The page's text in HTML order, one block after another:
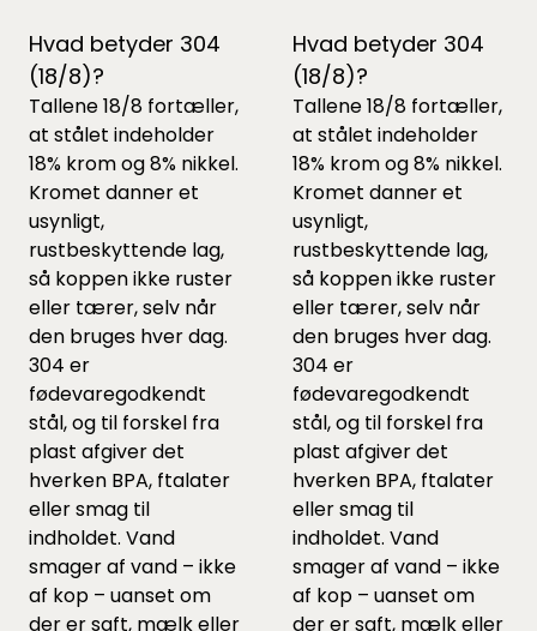
Hvad betyder 304
(18/8)?
Tallene 18/8 fortæller,
at stålet indeholder
18% krom og 8% nikkel.
Kromet danner et
usynligt,
rustbeskyttende lag,
så koppen ikke ruster
eller tærer, selv når
den bruges hver dag.
304 er
fødevaregodkendt
stål, og til forskel fra
plast afgiver det
hverken BPA, ftalater
eller smag til
indholdet. Vand
smager af vand – ikke
af kop – uanset om
der er saft, mælk eller
Hvad betyder 304
(18/8)?
Tallene 18/8 fortæller,
at stålet indeholder
18% krom og 8% nikkel.
Kromet danner et
usynligt,
rustbeskyttende lag,
så koppen ikke ruster
eller tærer, selv når
den bruges hver dag.
304 er
fødevaregodkendt
stål, og til forskel fra
plast afgiver det
hverken BPA, ftalater
eller smag til
indholdet. Vand
smager af vand – ikke
af kop – uanset om
der er saft, mælk eller